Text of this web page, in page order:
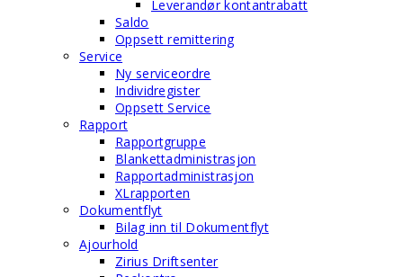
Leverandør kontantrabatt
Saldo
Oppsett remittering
Service
Ny serviceordre
Individregister
Oppsett Service
Rapport
Rapportgruppe
Blankettadministrasjon
Rapportadministrasjon
XLrapporten
Dokumentflyt
Bilag inn til Dokumentflyt
Ajourhold
Zirius Driftsenter